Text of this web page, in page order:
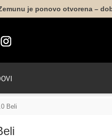
je ponovo otvorena –
Beli